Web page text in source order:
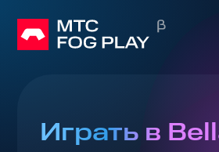
Играть в